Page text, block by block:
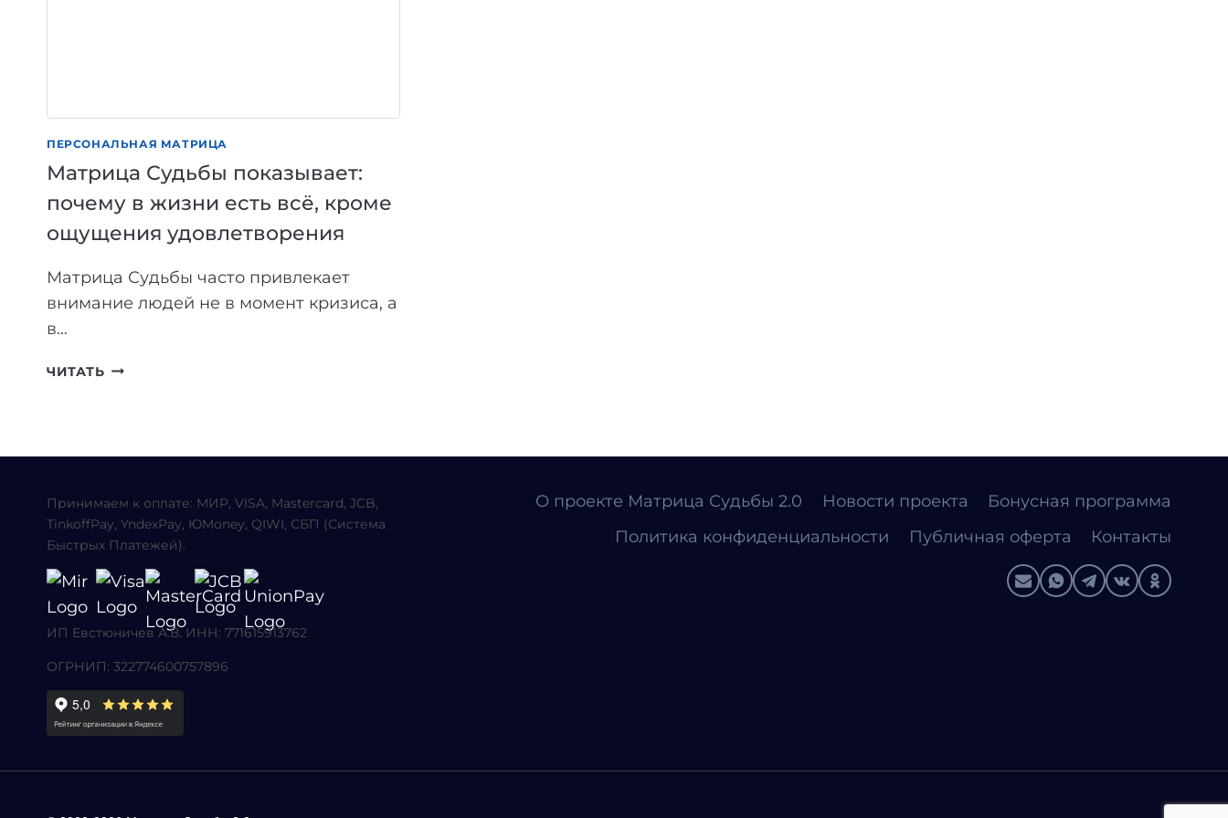
ПЕРСОНАЛЬНАЯ МАТРИЦА
Матрица Судьбы показывает:
почему в жизни есть всё, кроме
ощущения удовлетворения
Матрица Судьбы часто привлекает
внимание людей не в момент кризиса, а
в…
ЧИТАТЬ МАТРИЦА
КРОМЕ
ОЩУЩЕНИЯ
УДОВЛЕТВОРЕНИЯ
Принимаем к оплате: МИР, VISA, Mastercard, JCB,
TinkoffPay, YndexPay, ЮMoney, QIWI, СБП (Система
Быстрых Платежей).
ИП Евстюничев А.В. ИНН: 771615913762
ОГРНИП: 322774600757896
О проекте Матрица Судьбы 2.0 Новости проекта
Бонусная программа
Политика конфиденциальности
Публичная оферта Контакты